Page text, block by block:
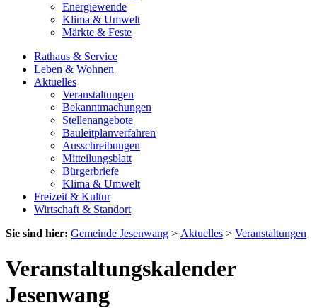
Energiewende
Klima & Umwelt
Märkte & Feste
Rathaus & Service
Leben & Wohnen
Aktuelles
Veranstaltungen
Bekanntmachungen
Stellenangebote
Bauleitplanverfahren
Ausschreibungen
Mitteilungsblatt
Bürgerbriefe
Klima & Umwelt
Freizeit & Kultur
Wirtschaft & Standort
Sie sind hier: Gemeinde Jesenwang > Aktuelles > Veranstaltungen
Veranstaltungskalender
Jesenwang